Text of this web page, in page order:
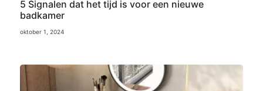
5 Signalen dat het tijd is voor een nieuwe
badkamer
oktober 1, 2024